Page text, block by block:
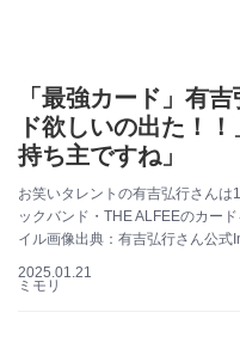
「最強カード」有
ド欲しいの出た！
持ち主ですね」
お笑いタレントの有吉弘行さん
ックバンド・THE ALFEEのカー
イル画像出典：有吉弘行さん公式
2025.01.21
ミモリ